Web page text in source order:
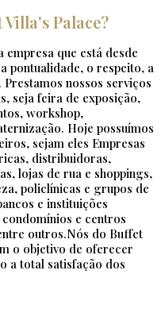
Palace?
empresa que está desde
pontualidade, o respeito, a
nossos serviços
seja feira de exposição,
workshop,
Hoje possuímos
sejam eles Empresas
distribuidoras,
lojas de rua e shoppings,
policlínicas e grupos de
e instituições
e centros
outros.Nós do Buffet
o objetivo de oferecer
a total satisfação dos